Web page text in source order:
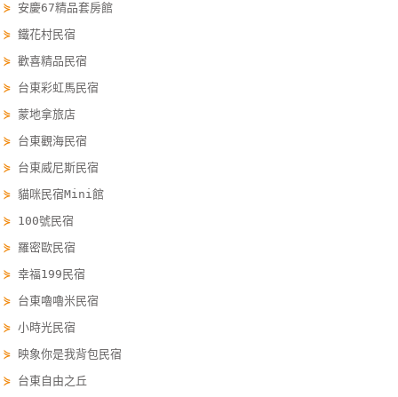
單
管
理
會
員
帳
戶
客
服
絡
單
⋟ 安慶67精品套房館
⋟鐵花村民宿
⋟歡喜精品民宿
⋟ 台東彩虹馬民宿
⋟蒙地拿旅店
⋟ 台東觀海民宿
⋟ 台東威尼斯民宿
⋟貓咪民宿Mini館
⋟ 100號民宿
⋟ 羅密歐民宿
⋟幸福199民宿
⋟ 台東嚕嚕米民宿
⋟小時光民宿
⋟
映象你是我背包民宿
⋟ 台東自由之丘